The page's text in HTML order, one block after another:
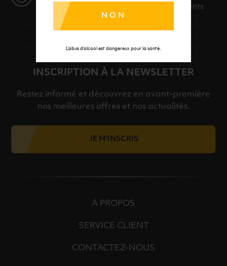
NON
L’abus d’alcool est dangereux pour la santé.
Des solutions adaptées à vos événements
INSCRIPTION À LA NEWSLETTER
Restez informé et découvrez en avant-première
nos meilleures offres et nos actualités.
JE M'INSCRIS
À PROPOS
SERVICE CLIENT
CONTACTEZ-NOUS